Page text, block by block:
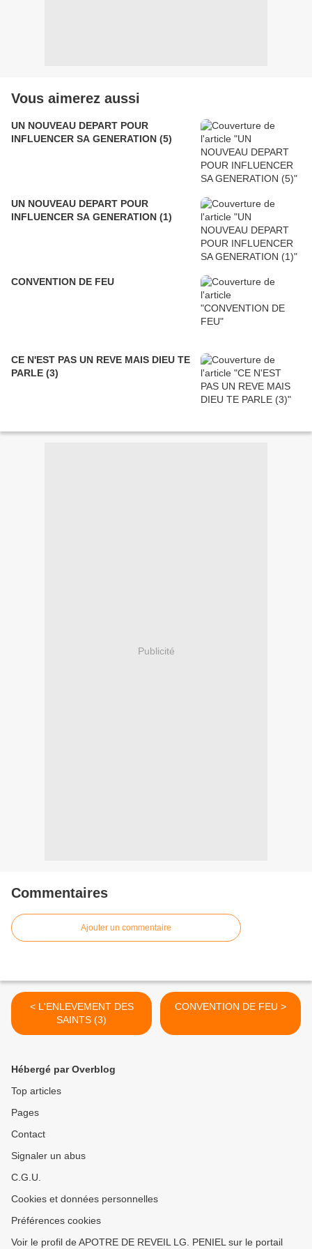
Vous aimerez aussi
UN NOUVEAU DEPART POUR
INFLUENCER SA GENERATION (5)
UN NOUVEAU DEPART POUR
INFLUENCER SA GENERATION (1)
CONVENTION DE FEU
CE N'EST PAS UN REVE MAIS DIEU TE
PARLE (3)
Publicité
Commentaires
Ajouter un commentaire
< L'ENLEVEMENT DES
SAINTS (3)
CONVENTION DE FEU >
Hébergé par Overblog
Top articles
Pages
Contact
Signaler un abus
C.G.U.
Cookies et données personnelles
Préférences cookies
Voir le profil de APOTRE DE REVEIL LG. PENIEL sur le portail